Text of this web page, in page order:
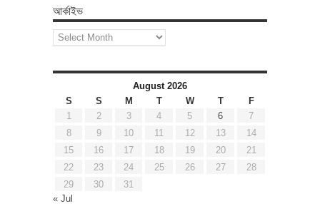
আর্কাইভ
আর্কাইভ
August 2026
S
S M T W T
F
1
2 3 4 5 6
7
8
9 10 11 12 13
14
15
16 17 18 19 20
21
22
23 24 25 26 27
28
29
30
31
« Jul